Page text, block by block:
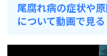
尾腐れ病の症状や
について動画で見る